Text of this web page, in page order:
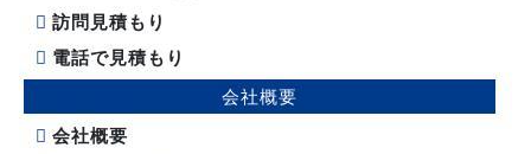
訪問見積もり
電話で見積もり
会社概要
会社概要